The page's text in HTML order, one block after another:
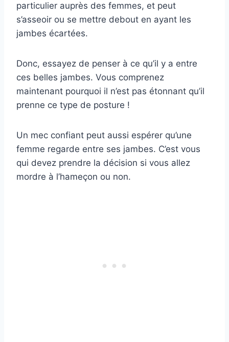
particulier auprès des femmes, et peut
s’asseoir ou se mettre debout en ayant les
jambes écartées.
Donc, essayez de penser à ce qu’il y a entre
ces belles jambes. Vous comprenez
maintenant pourquoi il n’est pas étonnant qu’il
prenne ce type de posture !
Un mec confiant peut aussi espérer qu’une
femme regarde entre ses jambes. C’est vous
qui devez prendre la décision si vous allez
mordre à l’hameçon ou non.